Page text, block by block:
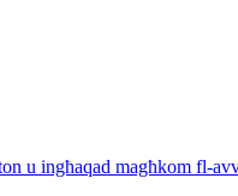
u ingħaqad magħkom fl-